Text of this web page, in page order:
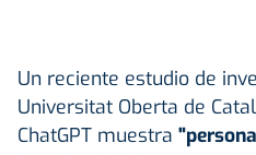
Un reciente estudio de
Universitat Oberta de
ChatGPT muestra